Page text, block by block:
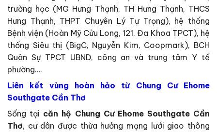
trường học (MG Hưng Thạnh, TH Hưng Thạnh, THCS
Hưng Thạnh, THPT Chuyên Lý Tự Trọng), hệ thống
Bệnh viện (Hoàn Mỹ Cửu Long, 121, Đa Khoa TPCT), hệ
thống Siêu thị (BigC, Nguyễn Kim, Coopmark), BCH
Quân Sự TPCT UBND, công an và trung tâm Y tế
phường….
Liên kết vùng hoàn hảo từ Chung Cư Ehome
Southgate Cần Thơ
Sống tại căn hộ Chung Cư Ehome Southgate Cần
Thơ, cư dân được thừa hưởng mạng lưới giao thông